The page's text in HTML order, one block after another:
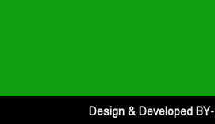
Design & Developed BY-